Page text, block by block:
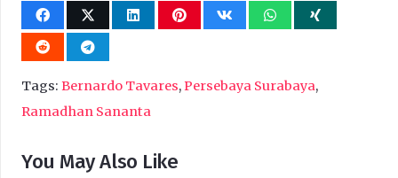
Tags: Bernardo Tavares,Persebaya Surabaya,
Ramadhan Sananta
You May Also Like